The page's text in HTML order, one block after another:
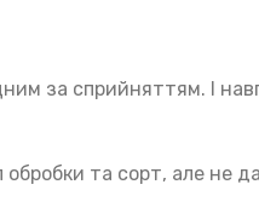
за сприйняттям. І
та сорт, але не